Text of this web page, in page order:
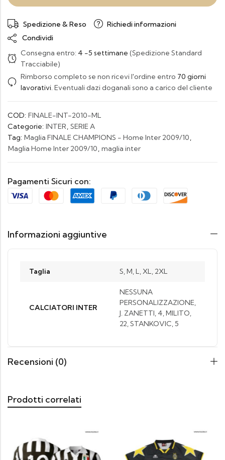
Spedizione & Reso
Richiedi informazioni
Condividi
Consegna entro: 4 -5 settimane (Spedizione Standard
Tracciabile)
Rimborso completo se non ricevi l'ordine entro 70 giorni
lavorativi. Eventuali dazi doganali sono a carico del cliente
COD: FINALE-INT-2010-ML
Categorie: INTER, SERIE A
Tag: Maglia FINALE CHAMPIONS - Home Inter 2009/10,
Maglia Home Inter 2009/10, maglia inter
Pagamenti Sicuri con:
Informazioni aggiuntive
Taglia S, M, L, XL, 2XL
CALCIATORI INTER
NESSUNA
PERSONALIZZAZIONE,
J. ZANETTI, 4, MILITO,
22, STANKOVIC, 5
Recensioni (0)
Prodotti correlati